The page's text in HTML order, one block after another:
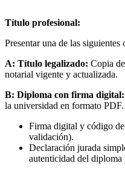
Título profesional:
Presentar una de las siguientes
A: Título legalizado: Copia
notarial vigente y actualizada.
B: Diploma con firma digital:
la universidad en formato PDF.
Firma digital y código
validación).
Declaración jurada
autenticidad del diploma